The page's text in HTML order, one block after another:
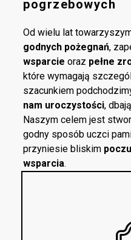
pogrzebowych
Od wielu lat
godnych pożegnań,
wsparcie oraz pełne
które wymagają
szacunkiem
nam uroczystości,
Naszym celem jest
godny sposób uczci
przyniesie bliskim
wsparcia.